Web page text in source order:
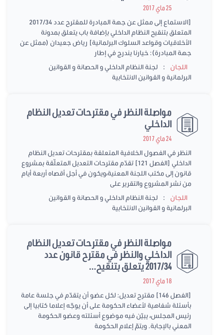
25 ماي 2017
[الاستماع إلى ممثل عن جهة المبادرة للمقترح عدد 2017/34
المتعلق بتنقيح النظام الداخلي بإضافة باب يتعلق بمدونة
الأخلاقيات وقواعد السلوك البرلمانية] رياض جعيدان (ممثل عن
جهة المبادرة): خيارنا يندرج في إطار
اللجان
:
لجنة النظام الداخلي و الحصانة و القوانين
البرلمانية و القوانين الانتخابية
مواصلة النظر في مقترحات تعديل النظام
الداخلي
24 ماي 2017
النظر في الفصول الخلافية المتعلقة بمقترحات تعديل النظام
الداخلي [الفصل 121] تقدّم مقترحات التعديل المتعلّقة بمشروع
قانون إلى مكتب اللجنة المعنية،ويكون في أجل أقصاه أربعة أيام
من نشر المشروع والتقرير على
اللجان
:
لجنة النظام الداخلي و الحصانة و القوانين
البرلمانية و القوانين الانتخابية
مواصلة النظر في مقترحات تعديل النظام
الداخلي والنظر في مقترح قانون عدد
2017/34 يتعلق بتنقيح...
18 ماي 2017
[الفصل 146] مقترح تعديل: لكل عضو أن يتقدّم في جلسة عامة
بأسئلة شفاهية لأعضاء الحكومة على أن يوجّه إعلاما كتابيا إلى
رئيس المجلس، يبيّن فيه موضوع أسئلته وعضو الحكومة
المعني بالإجابة. ويتمّ إعلام الحكومة